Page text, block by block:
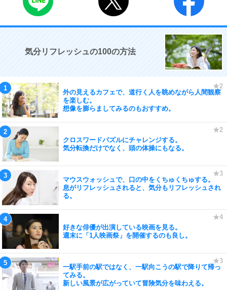
気分リフレッシュの100の方法
外の見えるカフェで、道行く人を眺めながら人間観察
を楽しむ。
想像を膨らましてみるのもおすすめ。
クロスワードパズルにチャレンジする。
気分転換だけでなく、頭の体操にもなる。
マウスウォッシュで、口の中をくちゅくちゅする。
息がリフレッシュされると、気分もリフレッシュされ
る。
好きな俳優が出演している映画を見る。
週末に「1人映画祭」を開催するのも良し。
一駅手前の駅ではなく、一駅向こうの駅で降りて帰っ
てみる。
新しい風景が広がっていて冒険気分を味わえる。